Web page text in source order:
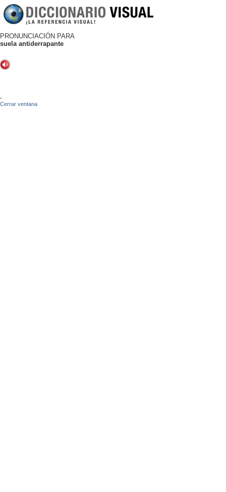
PRONUNCIACIÓN PARA
suela antiderrapante
-
Cerrar ventana